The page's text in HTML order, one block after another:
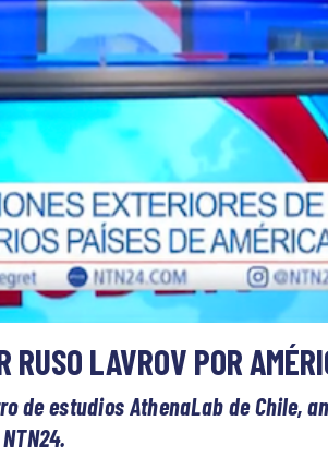
LAVROV POR
de estudios AthenaLab de Chile,